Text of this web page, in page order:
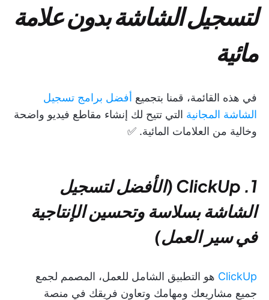
لتسجيل الشاشة بدون علامة
مائية
في هذه القائمة، قمنا بتجميع أفضل برامج تسجيل
الشاشة المجانية التي تتيح لك إنشاء مقاطع فيديو واضحة
وخالية من العلامات المائية. ✅
1. ClickUp (الأفضل لتسجيل
الشاشة بسلاسة وتحسين الإنتاجية
في سير العمل)
ClickUp هو التطبيق الشامل للعمل، المصمم لجمع
جميع مشاريعك ومهامك وتعاون فريقك في منصة